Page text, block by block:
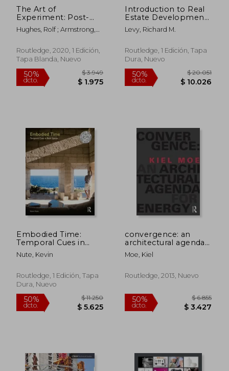
50%
dcto.
$ 18.360
$ 9.180
50%
The Art of
Experiment: Post-
Pandemic Knowledge
Practices for 21st
and Design (en
Inglés)
Hughes, Rolf ; Armstrong,
Routledge, 2020, 1 Edición,
Tapa Blanda, Nuevo
Introduction to Real
Estate Development
and Finance (en
Inglés)
Levy, Richard M.
Routledge, 1 Edición, Tapa
Dura, Nuevo
Embodied Time:
Temporal Cues in
Built Spaces (en
Inglés)
Nute, Kevin
Routledge, 1 Edición, Tapa
Dura, Nuevo
convergence: an
architectural agenda
for energy (en Inglés)
Moe, Kiel
Routledge, 2013, Nuevo